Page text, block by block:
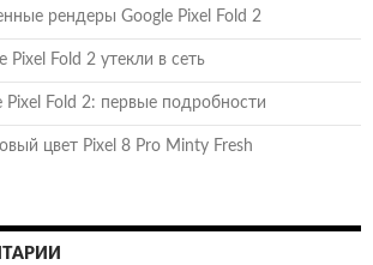
рендеры Google Pixel Fold 2
Pixel Fold 2 утекли в сеть
Pixel Fold 2: первые подробности
цвет Pixel 8 Pro Minty Fresh